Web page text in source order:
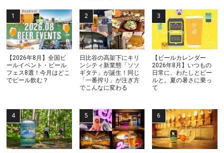
【2026年8月】全国ビ
ールイベント・ビール
フェス8選！今月はどこ
でビール飲む？
日比谷の高架下にキリ
ンシティ新業態「ソソ
ギタテ」が誕生！同じ
「一番搾り」が注ぎ方
でこんなに変わる
【ビールカレンダー
2026年8月】いつもの
日常に、わたしとビー
ルと。夏の暑さに乗っ
て